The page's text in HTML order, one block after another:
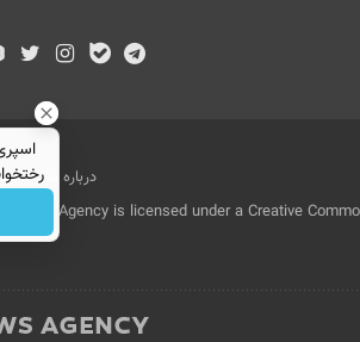
درباره ما
News Agency is licensed under a Creative